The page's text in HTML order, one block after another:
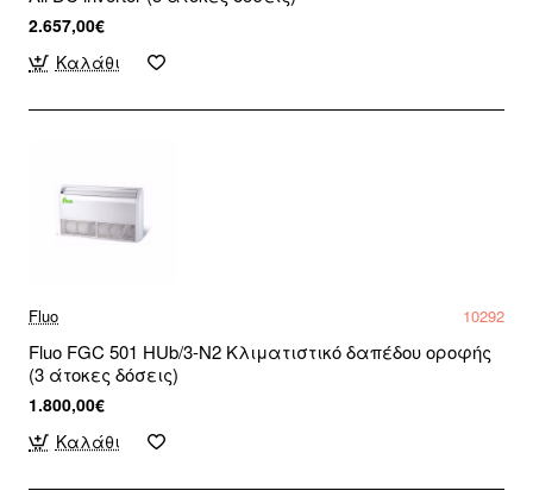
2.657,00€
Καλάθι
Fluo 10292
Fluo FGC 501 HUb/3-N2 Κλιματιστικό δαπέδου οροφής
(3 άτοκες δόσεις)
1.800,00€
Καλάθι